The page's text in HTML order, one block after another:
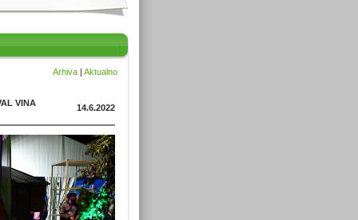
Arhiva| Aktualno
VINA 14.6.2022